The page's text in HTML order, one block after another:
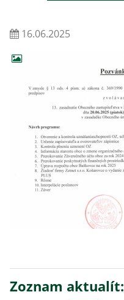
16.06.2025
Zoznam aktualít: